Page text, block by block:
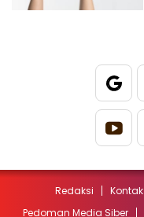
Redaksi Kontak
Pedoman Media Siber